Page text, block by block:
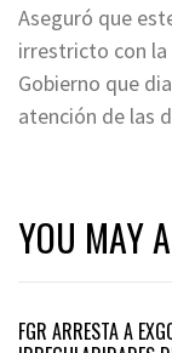
Aseguró que
irrestricto con la
Gobierno que
atención de las
YOU MAY
FGR ARRESTA A